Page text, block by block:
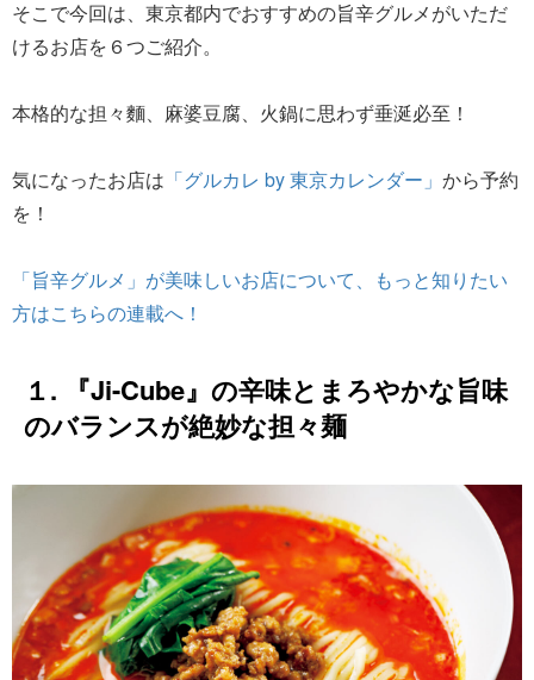
そこで今回は、東京都内でおすすめの旨辛グルメがいただ
けるお店を６つご紹介。
本格的な担々麵、麻婆豆腐、火鍋に思わず垂涎必至！
気になったお店は 「グルカレ by 東京カレンダー」 から予約
を！
「旨辛グルメ」が美味しいお店について、もっと知りたい
方はこちらの連載へ！
１. 『Ji-Cube』の辛味とまろやかな旨味
のバランスが絶妙な担々麺